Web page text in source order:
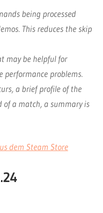
being processed
This reduces the skip
may be helpful for
performance problems.
a brief profile of the
of a match, a summary is
dem Steam Store